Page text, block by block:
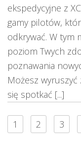
ekspedycyjne z
gamy pilotów,
odkrywać. W tym
poziom Twych
poznawania
Możesz
się spotkać [...]
1 2 3